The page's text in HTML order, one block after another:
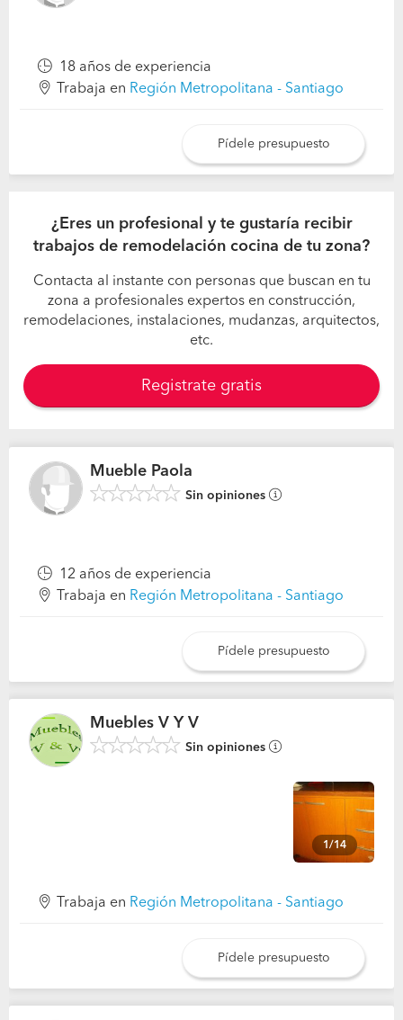
18 años de experiencia
Trabaja en Región Metropolitana - Santiago
Pídele presupuesto
¿Eres un profesional y te gustaría recibir
trabajos de remodelación cocina de tu zona?
Contacta al instante con personas que buscan en tu
zona a profesionales expertos en construcción,
remodelaciones, instalaciones, mudanzas, arquitectos,
etc.
Registrate gratis
Mueble Paola
Sin opiniones
12 años de experiencia
Trabaja en Región Metropolitana - Santiago
Pídele presupuesto
Muebles V Y V
Sin opiniones
1/14
Trabaja en Región Metropolitana - Santiago
Pídele presupuesto